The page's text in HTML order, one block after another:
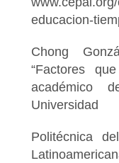
educacion-
Chong
“Factores
académico
Universidad
Politécnica